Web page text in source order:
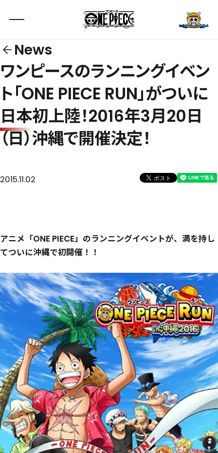
News
ワンピースのランニングイベン
ト「ONE PIECE RUN」がついに
日本初上陸！2016年3月20日
（日）沖縄で開催決定！
2015.11.02
アニメ「ONE PIECE」のランニングイベントが、満を持し
てついに沖縄で初開催！！